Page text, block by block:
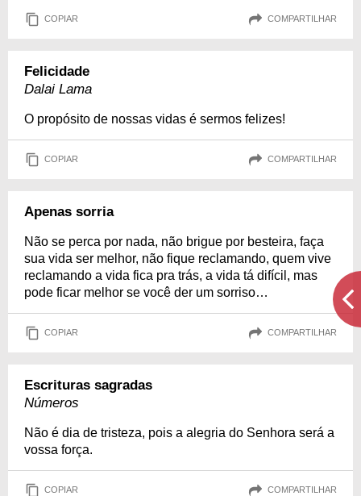
COPIAR COMPARTILHAR
Felicidade
Dalai Lama
O propósito de nossas vidas é sermos felizes!
COPIAR COMPARTILHAR
Apenas sorria
Não se perca por nada, não brigue por besteira, faça
sua vida ser melhor, não fique reclamando, quem vive
reclamando a vida fica pra trás, a vida tá difícil, mas
pode ficar melhor se você der um sorriso…
COPIAR COMPARTILHAR
Escrituras sagradas
Números
Não é dia de tristeza, pois a alegria do Senhora será a
vossa força.
COPIAR COMPARTILHAR